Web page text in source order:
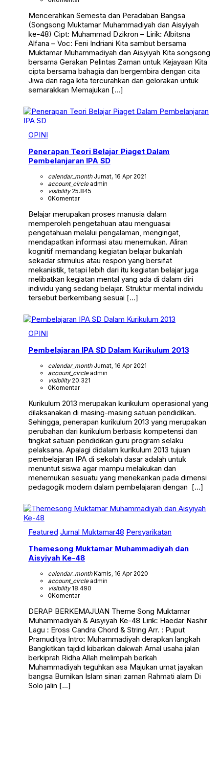
Mencerahkan Semesta dan Peradaban Bangsa
(Songsong Muktamar Muhammadiyah dan Aisyiyah
ke-48) Cipt: Muhammad Dzikron – Lirik: Albitsna
Alfana – Voc: Feni Indriani Kita sambut bersama
Muktamar Muhammadiyah dan Aisyiyah Kita songsong
bersama Gerakan Pelintas Zaman untuk Kejayaan Kita
cipta bersama bahagia dan bergembira dengan cita
Jiwa dan raga kita tercurahkan dan gelorakan untuk
semarakkan Memajukan […]
OPINI
Penerapan Teori Belajar Piaget Dalam
Pembelanjaran IPA SD
calendar_monthJumat, 16 Apr 2021
account_circleadmin
visibility25.845
0Komentar
Belajar merupakan proses manusia dalam
memperoleh pengetahuan atau menguasai
pengetahuan melalui pengalaman, mengingat,
mendapatkan informasi atau menemukan. Aliran
kognitif memandang kegiatan belajar bukanlah
sekadar stimulus atau respon yang bersifat
mekanistik, tetapi lebih dari itu kegiatan belajar juga
melibatkan kegiatan mental yang ada di dalam diri
individu yang sedang belajar. Struktur mental individu
tersebut berkembang sesuai […]
OPINI
Pembelajaran IPA SD Dalam Kurikulum 2013
calendar_monthJumat, 16 Apr 2021
account_circleadmin
visibility20.321
0Komentar
Kurikulum 2013 merupakan kurikulum operasional yang
dilaksanakan di masing-masing satuan pendidikan.
Sehingga, penerapan kurikulum 2013 yang merupakan
perubahan dari kurikulum berbasis kompetensi dan
tingkat satuan pendidikan guru program selaku
pelaksana. Apalagi didalam kurikulum 2013 tujuan
pembelajaran IPA di sekolah dasar adalah untuk
menuntut siswa agar mampu melakukan dan
menemukan sesuatu yang menekankan pada dimensi
pedagogik modern dalam pembelajaran dengan […]
Featured Jurnal Muktamar48 Persyarikatan
Themesong Muktamar Muhammadiyah dan
Aisyiyah Ke-48
calendar_monthKamis, 16 Apr 2020
account_circleadmin
visibility18.490
0Komentar
DERAP BERKEMAJUAN Theme Song Muktamar
Muhammadiyah & Aisyiyah Ke-48 Lirik: Haedar Nashir
Lagu : Eross Candra Chord & String Arr. : Puput
Pramuditya Intro: Muhammadiyah derapkan langkah
Bangkitkan tajdid kibarkan dakwah Amal usaha jalan
berkiprah Ridha Allah melimpah berkah
Muhammadiyah teguhkan asa Majukan umat jayakan
bangsa Bumikan Islam sinari zaman Rahmati alam Di
Solo jalin […]